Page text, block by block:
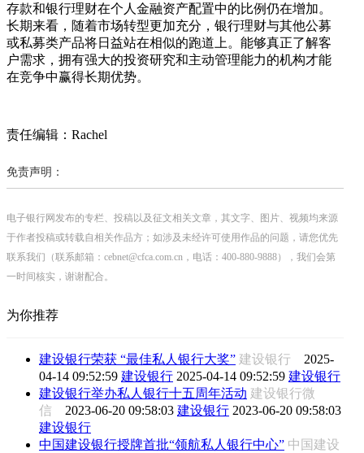
存款和银行理财在个人金融资产配置中的比例仍在增加。
长期来看，随着市场转型更加充分，银行理财与其他公募
或私募类产品将日益站在相似的跑道上。能够真正了解客
户需求，拥有强大的投资研究和主动管理能力的机构才能
在竞争中赢得长期优势。
责任编辑：Rachel
免责声明：
电子银行网发布的专栏、投稿以及征文相关文章，其文字、图片、视频均来源
于作者投稿或转载自相关作品方；如涉及未经许可使用作品的问题，请您优先
联系我们（联系邮箱：cebnet@cfca.com.cn，电话：400-880-9888），我们会第
一时间核实，谢谢配合。
为你推荐
建设银行荣获 “最佳私人银行大奖” 建设银行 2025-
04-14 09:52:59 建设银行 2025-04-14 09:52:59 建设银行
建设银行举办私人银行十五周年活动 建设银行微
信 2023-06-20 09:58:03 建设银行 2023-06-20 09:58:03
建设银行
中国建设银行授牌首批“领航私人银行中心” 中国建设